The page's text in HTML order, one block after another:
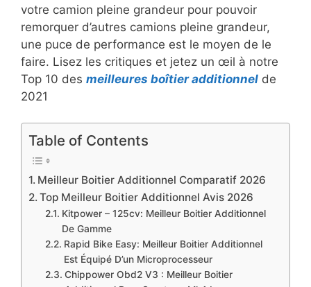
votre camion pleine grandeur pour pouvoir
remorquer d’autres camions pleine grandeur,
une puce de performance est le moyen de le
faire. Lisez les critiques et jetez un œil à notre
Top 10 des meilleures boîtier additionnel de
2021
Table of Contents
Meilleur Boitier Additionnel Comparatif 2026
Top Meilleur Boitier Additionnel Avis 2026
Kitpower – 125cv: Meilleur Boitier Additionnel
De Gamme
Rapid Bike Easy: Meilleur Boitier Additionnel
Est Équipé D’un Microprocesseur
Chippower Obd2 V3 : Meilleur Boitier